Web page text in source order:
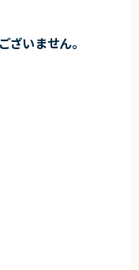
いません。